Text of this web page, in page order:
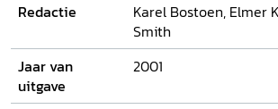
Redactie
Karel Bostoen, Elmer
Smith
Jaar van
uitgave
2001